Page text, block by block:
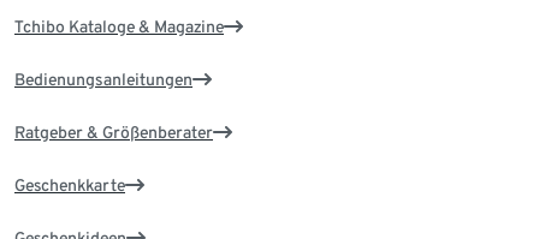
Tchibo Kataloge & Magazine
Bedienungsanleitungen
Ratgeber & Größenberater
Geschenkkarte